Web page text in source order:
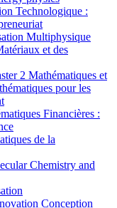
Technologique :
Multiphysique
et des
2 Mathématiques et
pour les
Financières :
de la
Chemistry and
Conception